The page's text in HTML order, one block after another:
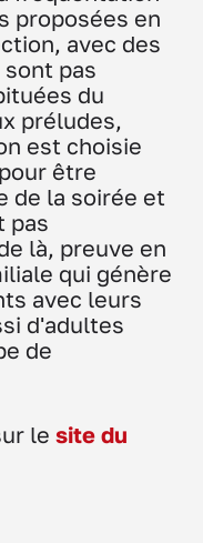
proposées en
avec des
pas
du
préludes,
est choisie
être
de la soirée et
pas
là, preuve en
qui génère
avec leurs
d'adultes
de
le site du